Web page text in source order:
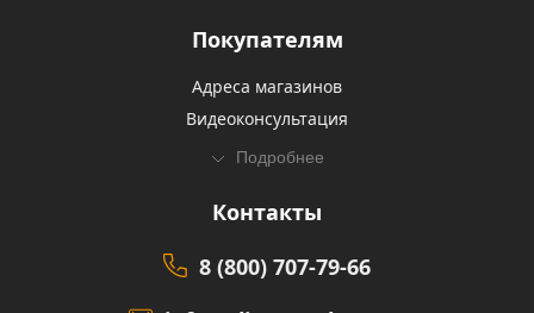
Покупателям
Адреса магазинов
Видеоконсультация
Подробнее
Контакты
8 (800) 707-79-66